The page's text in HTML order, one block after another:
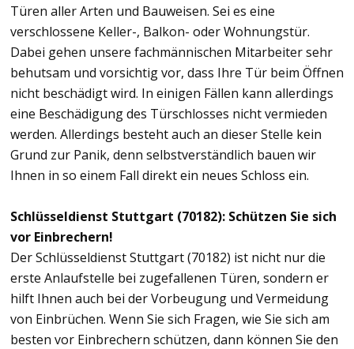
Türen aller Arten und Bauweisen. Sei es eine
verschlossene Keller-, Balkon- oder Wohnungstür.
Dabei gehen unsere fachmännischen Mitarbeiter sehr
behutsam und vorsichtig vor, dass Ihre Tür beim Öffnen
nicht beschädigt wird. In einigen Fällen kann allerdings
eine Beschädigung des Türschlosses nicht vermieden
werden. Allerdings besteht auch an dieser Stelle kein
Grund zur Panik, denn selbstverständlich bauen wir
Ihnen in so einem Fall direkt ein neues Schloss ein.
Schlüsseldienst Stuttgart (70182): Schützen Sie sich
vor Einbrechern!
Der Schlüsseldienst Stuttgart (70182) ist nicht nur die
erste Anlaufstelle bei zugefallenen Türen, sondern er
hilft Ihnen auch bei der Vorbeugung und Vermeidung
von Einbrüchen. Wenn Sie sich Fragen, wie Sie sich am
besten vor Einbrechern schützen, dann können Sie den